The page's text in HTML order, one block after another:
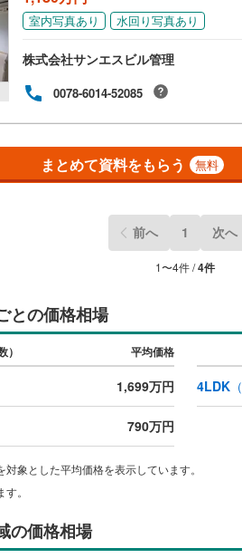
室内写真あり 水回り写真あり
株式会社サンエスビル管理
0078-6014-52085
まとめて資料をもらう 無料
前へ 1 次へ
1〜4件 /4件
との価格相場
平均価格
1,699万円 4LDK（
790万円
象とした平均価格を表示しています。
。
の価格相場